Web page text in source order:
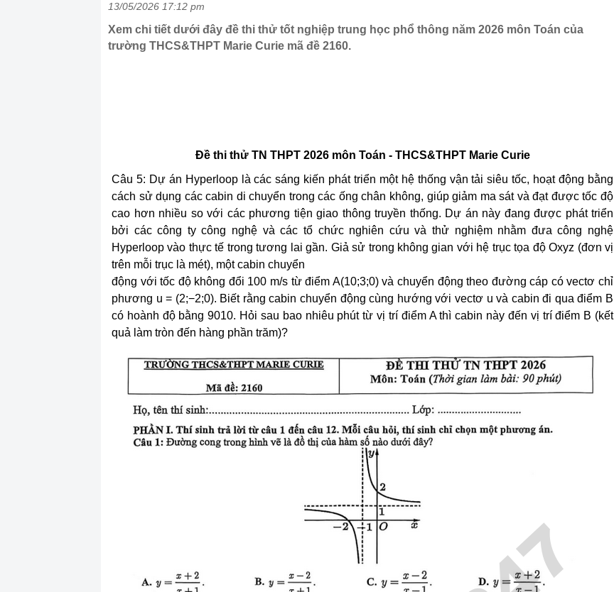
13/05/2026 17:12 pm
Xem chi tiết dưới đây đề thi thử tốt nghiệp trung học phổ thông năm 2026 môn Toán của
trường THCS&THPT Marie Curie mã đề 2160.
Đề thi thử TN THPT 2026 môn Toán - THCS&THPT Marie Curie
Câu 5: Dự án Hyperloop là các sáng kiến phát triển một hệ thống vận tải siêu tốc, hoạt động bằng
cách sử dụng các cabin di chuyển trong các ống chân không, giúp giảm ma sát và đạt được tốc độ
cao hơn nhiều so với các phương tiện giao thông truyền thống. Dự án này đang được phát triển
bởi các công ty công nghệ và các tổ chức nghiên cứu và thử nghiệm nhằm đưa công nghệ
Hyperloop vào thực tế trong tương lai gần. Giả sử trong không gian với hệ trục tọa độ Oxyz (đơn vị
trên mỗi trục là mét), một cabin chuyển
động với tốc độ không đổi 100 m/s từ điểm A(10;3;0) và chuyển động theo đường cáp có vectơ chỉ
phương u = (2;−2;0). Biết rằng cabin chuyển động cùng hướng với vectơ u và cabin đi qua điểm B
có hoành độ bằng 9010. Hỏi sau bao nhiêu phút từ vị trí điểm A thì cabin này đến vị trí điểm B (kết
quả làm tròn đến hàng phần trăm)?